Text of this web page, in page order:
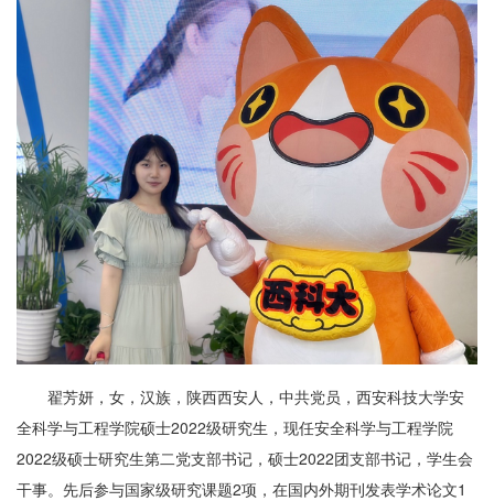
翟芳妍，女，汉族，陕西西安人，中共党员，西安科技大学安
全科学与工程学院硕士2022级研究生，现任安全科学与工程学院
2022级硕士研究生第二党支部书记，硕士2022团支部书记，学生会
干事。先后参与国家级研究课题2项，在国内外期刊发表学术论文1